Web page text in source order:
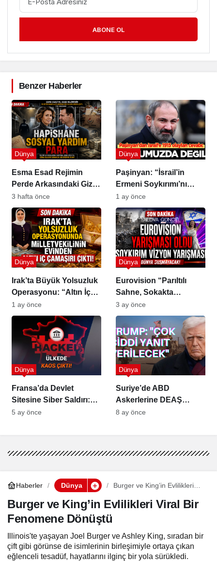
ABONE OL
Benzer Haberler
Esma Esad Rejimin
Perde Arkasındaki Gizli
Güç
Dünya
3 hafta önce
Paşinyan: “İsrail’in
Ermeni Soykırımı’nı
Tanımayacağız”
Dünya
1 ay önce
Irak’ta Büyük Yolsuzluk
Operasyonu: “Altın İç
Çamaşırı”
Dünya
1 ay önce
Eurovision “Parıltılı
Sahne, Sokakta
Soykırım Tepkisi”
Dünya
3 ay önce
Fransa’da Devlet
Sitesine Siber Saldırı:
1,2 Milyon Kişinin
Dünya
5 ay önce
Suriye’de ABD
Askerlerine DEAŞ
Saldırısı: 2 Asker ve 1
Dünya
8 ay önce
Haberler Dünya
Burger ve King’in Evlilikleri
Burger ve King’in Evlilikleri Viral Bir
Fenomene Dönüştü
Illinois'te yaşayan Joel Burger ve Ashley King, sıradan bir
çift gibi görünse de isimlerinin birleşimiyle ortaya çıkan
eğlenceli tesadüf, hayatlarını ilginç bir yola sürükledi.